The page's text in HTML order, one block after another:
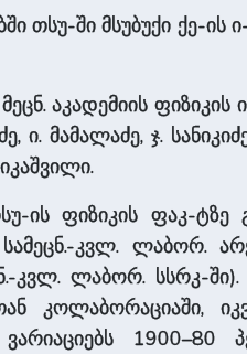
თსუ-ში მსუბუქი ქე-
აკადემიის ფიზიკის
ი. მამალაძე, ჯ.
ის ფიზიკის ფაკ-
კვლ. ლაბორ.
კვლ. ლაბორ. სსრკ-
კოლაბორაციაში,
1900–80